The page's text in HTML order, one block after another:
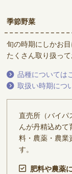
季節野菜
旬の時期にしかお
たくさん取り扱って
品種については
取扱い時期につ
直売所（バイパ
んが丹精込めて
料・農薬・農業
す。
肥料や農薬